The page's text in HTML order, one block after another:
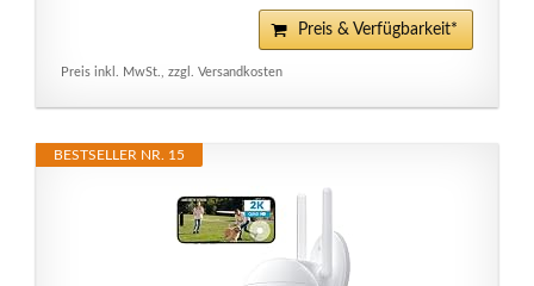
Preis & Verfügbarkeit*
Preis inkl. MwSt., zzgl. Versandkosten
BESTSELLER NR. 15